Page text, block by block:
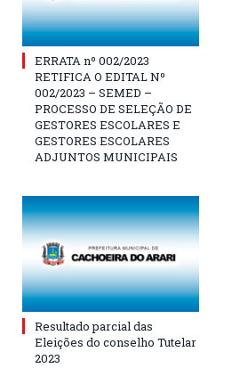
ERRATA nº 002/2023
RETIFICA O EDITAL Nº
002/2023 – SEMED –
PROCESSO DE SELEÇÃO DE
GESTORES ESCOLARES E
GESTORES ESCOLARES
ADJUNTOS MUNICIPAIS
Resultado parcial das
Eleições do conselho Tutelar
2023